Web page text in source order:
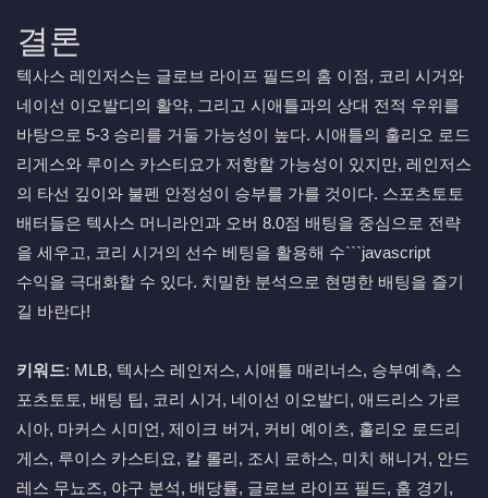
결론
텍사스 레인저스는 글로브 라이프 필드의 홈 이점, 코리 시거와
네이선 이오발디의 활약, 그리고 시애틀과의 상대 전적 우위를
바탕으로 5-3 승리를 거둘 가능성이 높다. 시애틀의 훌리오 로드
리게스와 루이스 카스티요가 저항할 가능성이 있지만, 레인저스
의 타선 깊이와 불펜 안정성이 승부를 가를 것이다. 스포츠토토
배터들은 텍사스 머니라인과 오버 8.0점 배팅을 중심으로 전략
을 세우고, 코리 시거의 선수 베팅을 활용해 수```javascript
수익을 극대화할 수 있다. 치밀한 분석으로 현명한 배팅을 즐기
길 바란다!
키워드: MLB, 텍사스 레인저스, 시애틀 매리너스, 승부예측, 스
포츠토토, 배팅 팁, 코리 시거, 네이선 이오발디, 애드리스 가르
시아, 마커스 시미언, 제이크 버거, 커비 예이츠, 훌리오 로드리
게스, 루이스 카스티요, 칼 롤리, 조시 로하스, 미치 해니거, 안드
레스 무뇨즈, 야구 분석, 배당률, 글로브 라이프 필드, 홈 경기,